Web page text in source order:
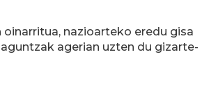
nazioarteko eredu gisa
agerian uzten du gizarte-